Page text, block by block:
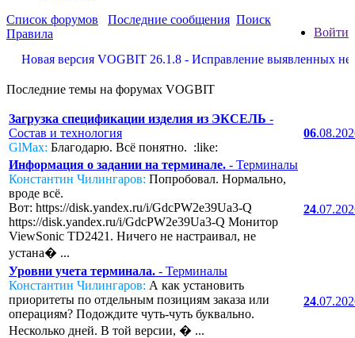
Войти
Список форумов Последние сообщения Поиск
Правила
версия VOGBIT 26.1.8 - Исправление выявленных
Последние темы на форумах VOGBIT
Загрузка спецификации изделия из ЭКСЕЛЬ -
Состав и технология
GlMax: Благодарю. Всё понятно. :like:
06
Информация о задании на терминале. - Терминалы
Константин Чилингаров: Попробовал. Нормально,
вроде всё.
Вот: https://disk.yandex.ru/i/GdcPW2e39Ua3-Q
https://disk.yandex.ru/i/GdcPW2e39Ua3-Q Монитор
ViewSonic TD2421. Ничего не настраивал, не
устана� ...
24
Уровни учета терминала. - Терминалы
Константин Чилингаров: А как установить
приоритеты по отдельным позициям заказа или
операциям? Подождите чуть-чуть буквально.
Несколько дней. В той версии, � ...
24